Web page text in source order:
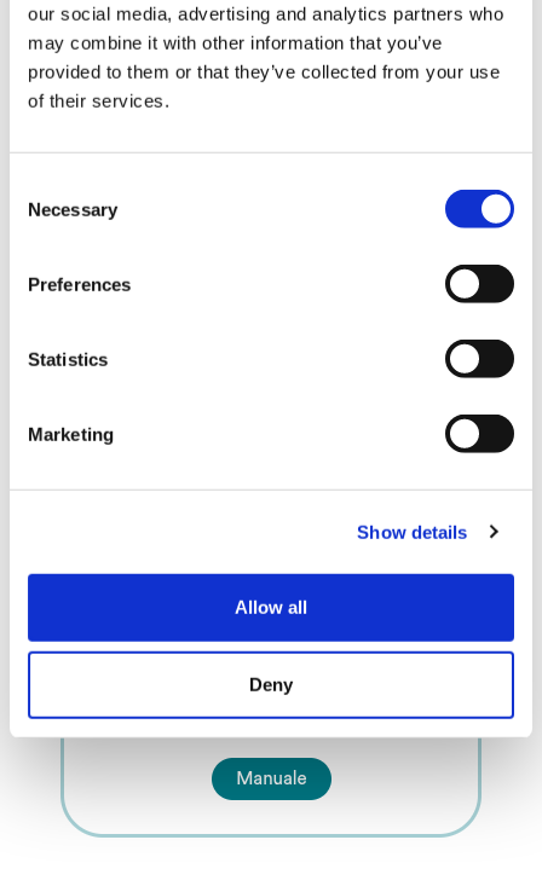
our social media, advertising and analytics partners who
may combine it with other information that you’ve
provided to them or that they’ve collected from your use
of their services.
Selection
Necessary
Preferences
Statistics
Marketing
Show details
Allow all
Deny
Registrati subito a Infomail, per te
500 invii omaggio e il nostro
supporto telefonico dedicato.